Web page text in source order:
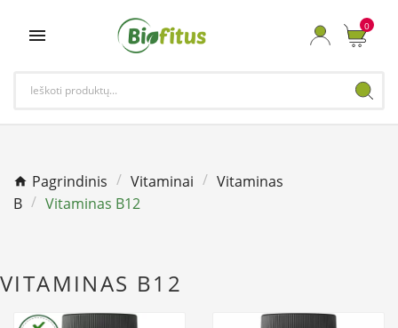
 0
Pagrindinis Vitaminai
Vitaminas
B
Vitaminas B12
VITAMINAS B12